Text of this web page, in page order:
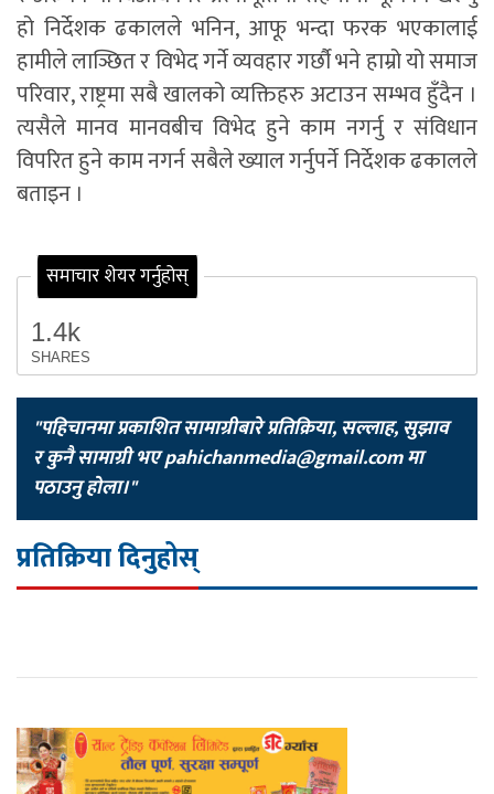
हो निर्देशक ढकालले भनिन, आफू भन्दा फरक भएकालाई
हामीले लाञ्छित र विभेद गर्ने व्यवहार गर्छौ भने हाम्रो यो समाज
परिवार, राष्ट्रमा सबै खालको व्यक्तिहरु अटाउन सम्भव हुँदैन ।
त्यसैले मानव मानवबीच विभेद हुने काम नगर्नु र संविधान
विपरित हुने काम नगर्न सबैले ख्याल गर्नुपर्ने निर्देशक ढकालले
बताइन ।
समाचार शेयर गर्नुहोस्
1.4k
SHARES
"पहिचानमा प्रकाशित सामाग्रीबारे प्रतिक्रिया, सल्लाह, सुझाव
र कुनै सामाग्री भएpahichanmedia@gmail.comमा
पठाउनु होला।"
प्रतिक्रिया दिनुहोस्